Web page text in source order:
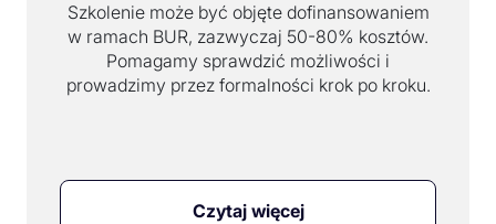
Szkolenie może być objęte dofinansowaniem
w ramach BUR, zazwyczaj 50-80% kosztów.
Pomagamy sprawdzić możliwości i
prowadzimy przez formalności krok po kroku.
Czytaj więcej